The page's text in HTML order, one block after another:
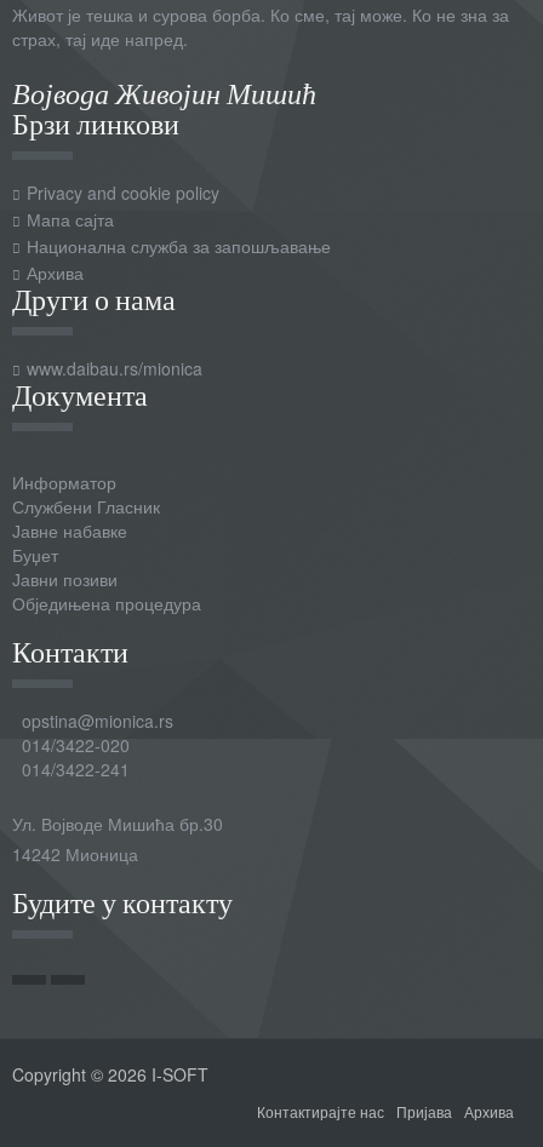
Живот је тешка и сурова борба. Ко сме, тај може. Ко не зна за
страх, тај иде напред.
Војвода Живојин Мишић
Брзи линкови
Privacy and cookie policy
Мапа сајта
Национална служба за запошљавање
Архива
Други о нама
www.daibau.rs/mionica
Документа
Информатор
Службени Гласник
Јавне набавке
Буџет
Јавни позиви
Обједињена процедура
Контакти
opstina@mionica.rs
014/3422-020
014/3422-241
Ул. Војводе Мишића бр.30
14242 Мионица
Будите у контакту
Copyright © 2026 I-SOFT
Контактирајте нас Пријава Архива